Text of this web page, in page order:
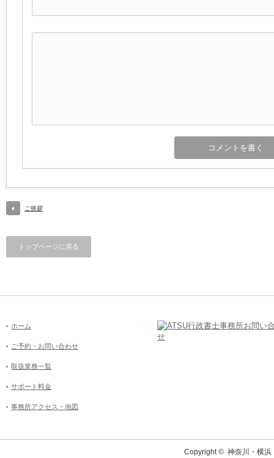
ご挨拶
トップページに戻る
ホーム
ご予約・お問い合わせ
取扱業務一覧
サポート料金
事務所アクセス・地図
Copyright © 神奈川・横